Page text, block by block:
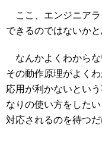
ここ、エンジニアラ
できるのではないかと
なんかよくわからな
その動作原理がよく
応用が利かないとい
なりの使い方をした
対応されるのを待つ